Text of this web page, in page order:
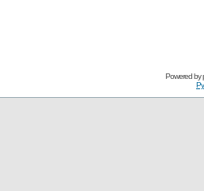
Powered by